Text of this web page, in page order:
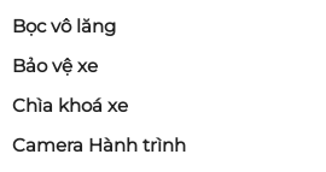
Bọc vô lăng
Bảo vệ xe
Chìa khoá xe
Camera Hành trình